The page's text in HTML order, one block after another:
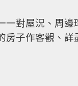
一對屋況、周邊
房子作客觀、詳